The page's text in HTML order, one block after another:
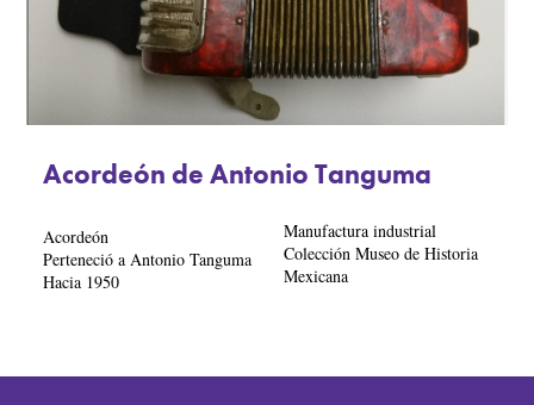
Acordeón de Antonio Tanguma
Acordeón
Perteneció a Antonio Tanguma
Hacia 1950
Manufactura industrial
Colección Museo de Historia
Mexicana